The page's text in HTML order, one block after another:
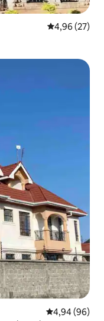
5 üzerinden
4,96 (27)
5 üzerinden
4,94 (96)